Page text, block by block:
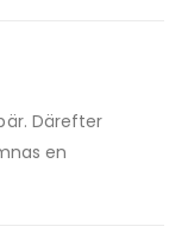
Därefter
en